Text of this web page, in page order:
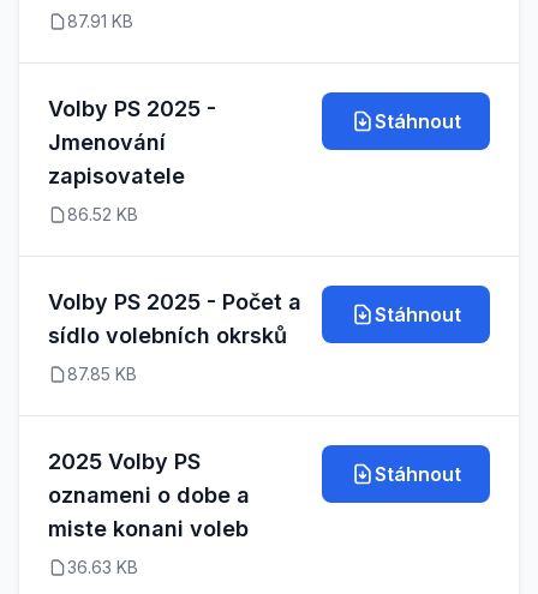
87.91 KB
Volby PS 2025 -
Jmenování
zapisovatele
86.52 KB
Stáhnout
Volby PS 2025 - Počet a
sídlo volebních okrsků
87.85 KB
Stáhnout
2025 Volby PS
oznameni o dobe a
miste konani voleb
36.63 KB
Stáhnout